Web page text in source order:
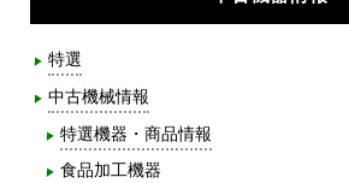
特選
中古機械情報
特選機器・商品情報
食品加工機器